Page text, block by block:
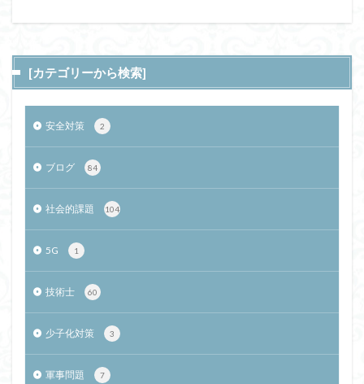
[カテゴリーから検索]
安全対策 2
ブログ 84
社会的課題 104
5G 1
技術士 60
少子化対策 3
軍事問題 7